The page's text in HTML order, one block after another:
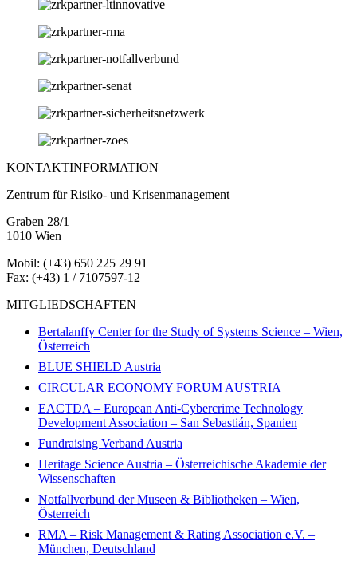
KONTAKTINFORMATION
Zentrum für Risiko- und Krisenmanagement
Graben 28/1
1010 Wien
Mobil: (+43) 650 225 29 91
Fax: (+43) 1 / 7107597-12
MITGLIEDSCHAFTEN
Bertalanffy Center for the Study of Systems Science – Wien,
Österreich
BLUE SHIELD Austria
CIRCULAR ECONOMY FORUM AUSTRIA
EACTDA – European Anti-Cybercrime Technology
Development Association – San Sebastián, Spanien
Fundraising Verband Austria
Heritage Science Austria – Österreichische Akademie der
Wissenschaften
Notfallverbund der Museen & Bibliotheken – Wien,
Österreich
RMA – Risk Management & Rating Association e.V. –
München, Deutschland